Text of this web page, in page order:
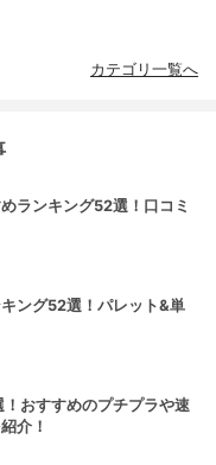
カテゴリ一覧へ
ランキング52選！口コミ
ング52選！パレット&単
おすすめのプチプラや速
介！